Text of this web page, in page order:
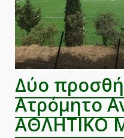
Δύο
Ατρόμητο
ΑΘΛΗΤΙΚΟ